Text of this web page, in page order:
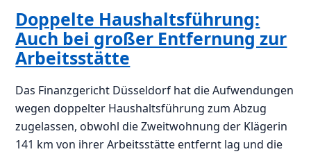
Doppelte Haushaltsführung:
Auch bei großer Entfernung zur
Arbeitsstätte
Das Finanzgericht Düsseldorf hat die Aufwendungen
wegen doppelter Haushaltsführung zum Abzug
zugelassen, obwohl die Zweitwohnung der Klägerin
141 km von ihrer Arbeitsstätte entfernt lag und die